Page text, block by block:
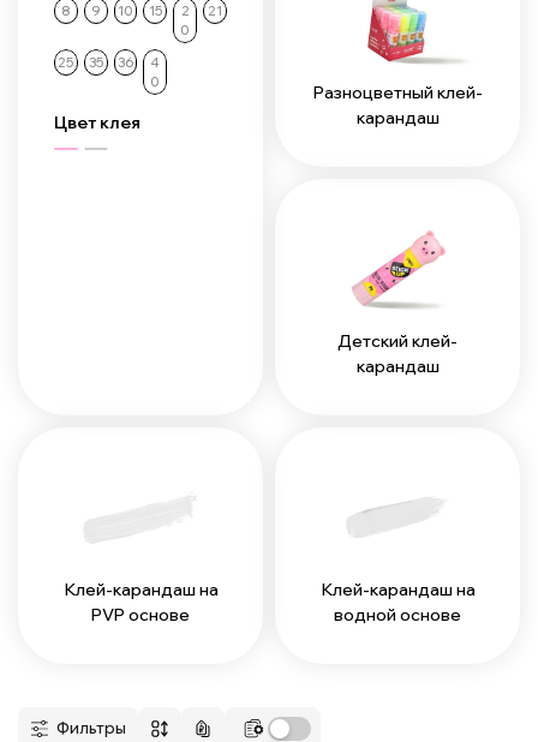
8 9 10 15
2
0
21
25 35 36
4
0
Цвет клея
Разноцветный клей-
карандаш
Детский клей-
карандаш
Клей-карандаш на
PVP основе
Клей-карандаш на
водной основе
Фильтры